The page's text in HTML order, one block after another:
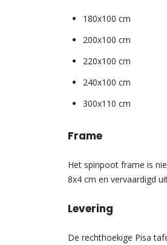
180x100 cm
200x100 cm
220x100 cm
240x100 cm
300x110 cm
Frame
Het spinpoot frame is
8x4 cm en vervaardigd
Levering
De rechthoekige Pisa